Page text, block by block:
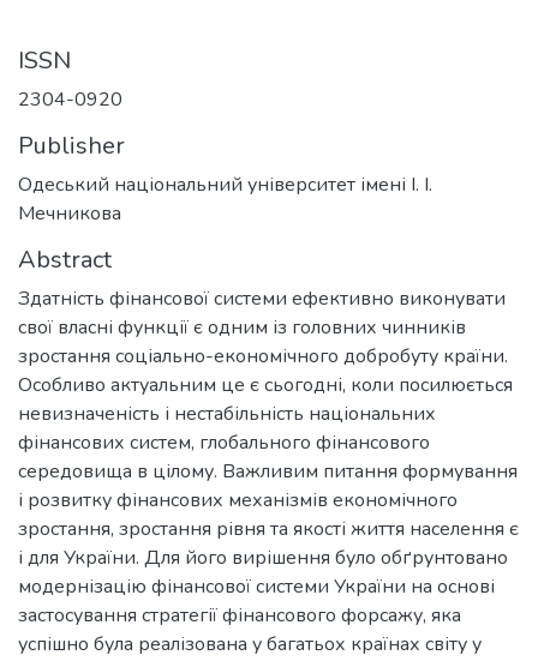
ISSN
2304-0920
Publisher
Одеський національний університет імені І. І.
Мечникова
Abstract
Здатність фінансової системи ефективно виконувати
свої власні функції є одним із головних чинників
зростання соціально-економічного добробуту країни.
Особливо актуальним це є сьогодні, коли посилюється
невизначеність і нестабільність національних
фінансових систем, глобального фінансового
середовища в цілому. Важливим питання формування
і розвитку фінансових механізмів економічного
зростання, зростання рівня та якості життя населення є
і для України. Для його вирішення було обґрунтовано
модернізацію фінансової системи України на основі
застосування стратегії фінансового форсажу, яка
успішно була реалізована у багатьох країнах світу у